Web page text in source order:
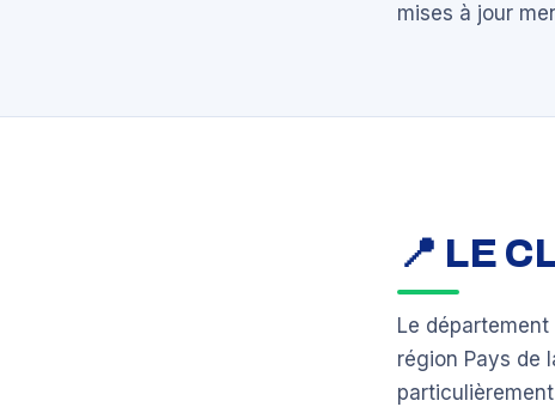
mises à jour
📍 LE
Le département
région Pays de